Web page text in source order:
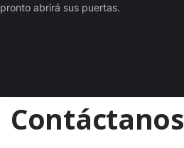
pronto abrirá sus puertas.
Contáctanos